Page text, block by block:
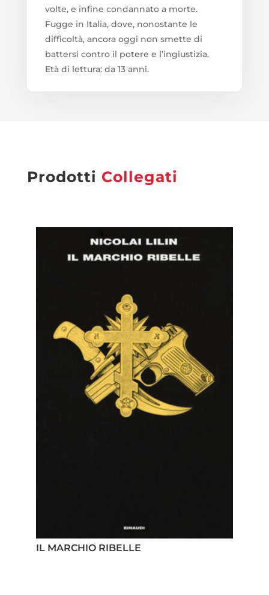
volte, e infine condannato a morte.
Fugge in Italia, dove, nonostante le
difficoltà, ancora oggi non smette di
battersi contro il potere e l’ingiustizia.
Età di lettura: da 13 anni.
Prodotti Collegati
IL MARCHIO RIBELLE